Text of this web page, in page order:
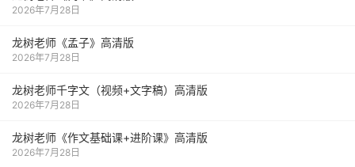
2026年7月28日
龙树老师《孟子》高清版
2026年7月28日
龙树老师千字文（视频+文字稿）高清版
2026年7月28日
龙树老师《作文基础课+进阶课》高清版
2026年7月28日